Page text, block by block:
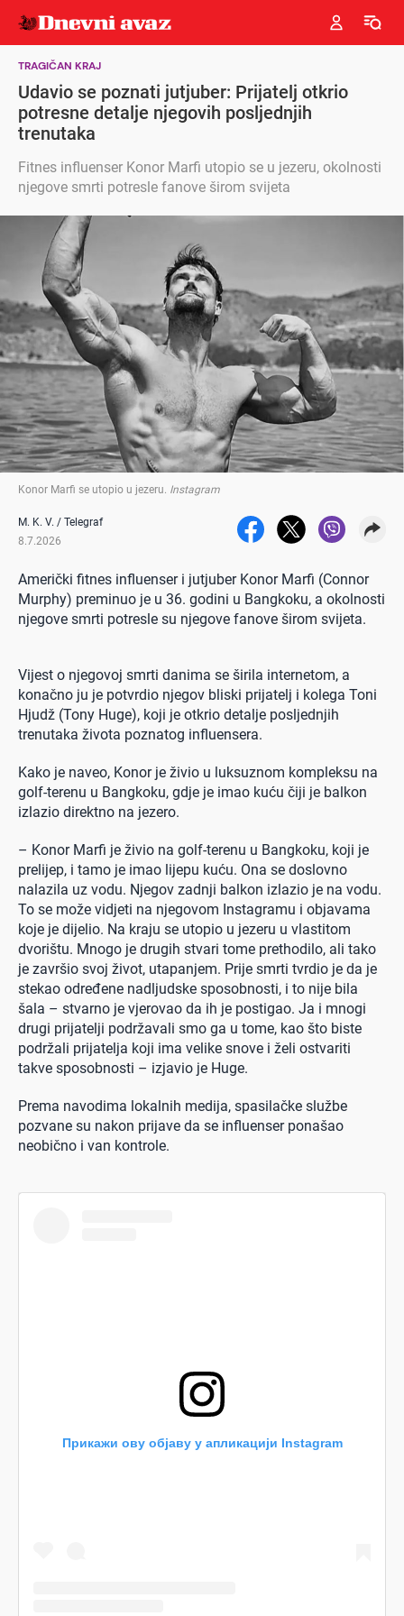
TRAGIČAN KRAJ
Udavio se poznati jutjuber: Prijatelj otkrio
potresne detalje njegovih posljednjih
trenutaka
Fitnes influenser Konor Marfi utopio se u jezeru, okolnosti
njegove smrti potresle fanove širom svijeta
Konor Marfi se utopio u jezeru. Instagram
M. K. V. / Telegraf
8.7.2026
Američki fitnes influenser i jutjuber Konor Marfi (Connor
Murphy) preminuo je u 36. godini u Bangkoku, a okolnosti
njegove smrti potresle su njegove fanove širom svijeta.
Vijest o njegovoj smrti danima se širila internetom, a
konačno ju je potvrdio njegov bliski prijatelj i kolega Toni
Hjudž (Tony Huge), koji je otkrio detalje posljednjih
trenutaka života poznatog influensera.
Kako je naveo, Konor je živio u luksuznom kompleksu na
golf-terenu u Bangkoku, gdje je imao kuću čiji je balkon
izlazio direktno na jezero.
– Konor Marfi je živio na golf-terenu u Bangkoku, koji je
prelijep, i tamo je imao lijepu kuću. Ona se doslovno
nalazila uz vodu. Njegov zadnji balkon izlazio je na vodu.
To se može vidjeti na njegovom Instagramu i objavama
koje je dijelio. Na kraju se utopio u jezeru u vlastitom
dvorištu. Mnogo je drugih stvari tome prethodilo, ali tako
je završio svoj život, utapanjem. Prije smrti tvrdio je da je
stekao određene nadljudske sposobnosti, i to nije bila
šala – stvarno je vjerovao da ih je postigao. Ja i mnogi
drugi prijatelji podržavali smo ga u tome, kao što biste
podržali prijatelja koji ima velike snove i želi ostvariti
takve sposobnosti – izjavio je Huge.
Prema navodima lokalnih medija, spasilačke službe
pozvane su nakon prijave da se influenser ponašao
neobično i van kontrole.
Прикажи ову објаву у апликацији Instagram